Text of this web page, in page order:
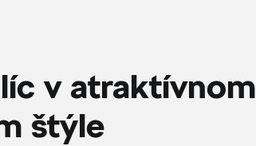
v atraktívnom
štýle